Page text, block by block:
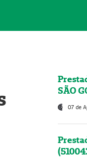
SÃO
07 de